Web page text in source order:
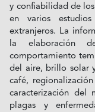
y confiabilidad de
en varios
extranjeros. La
la elaboración
comportamiento
del aire, brillo solar
café,
caracterización del
plagas y